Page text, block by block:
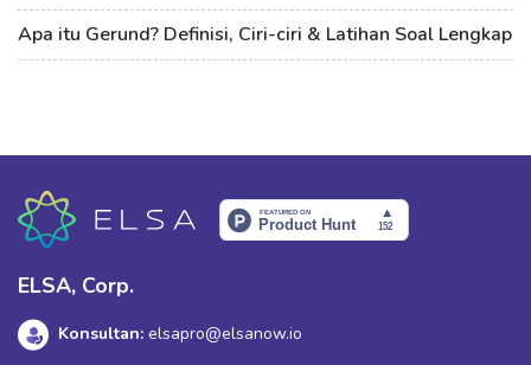
Apa itu Gerund? Definisi, Ciri-ciri & Latihan Soal Lengkap
ELSA, Corp.
Konsultan: elsapro@elsanow.io